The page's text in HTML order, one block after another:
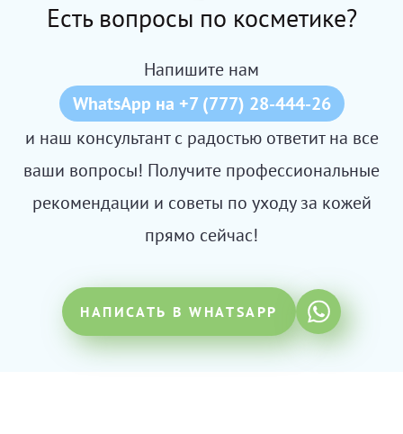
Есть вопросы по косметике?
Напишите нам
WhatsApp на +7 (777) 28-444-26
и наш консультант с радостью ответит на все
ваши вопросы! Получите профессиональные
рекомендации и советы по уходу за кожей
прямо сейчас!
НАПИСАТЬ В WHATSAPP